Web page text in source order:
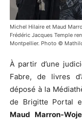
Michel Hilaire et Maud
Frédéric Jacques Temple
Montpellier. Photo ©
À partir d’une
Fabre, de livres
déposé à la
de Brigitte Portal
Maud Marron-